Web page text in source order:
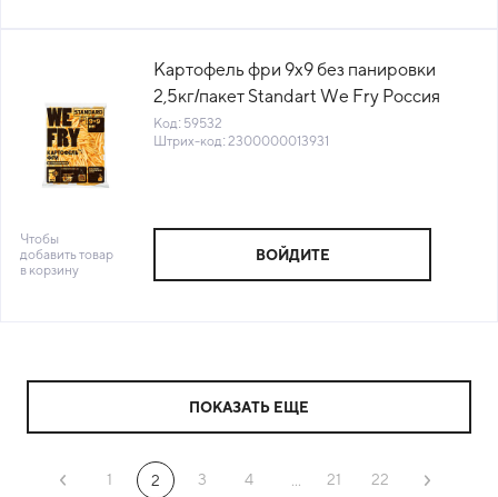
Картофель фри 9х9 без панировки
2,5кг/пакет Standart We Fry Россия
(F79) (КОД 59532) (-18°С)
Код: 59532
Штрих-код: 2300000013931
Чтобы
добавить товар
в корзину
ВОЙДИТЕ
ПОКАЗАТЬ ЕЩЕ
1 2 3 4 ... 21 22